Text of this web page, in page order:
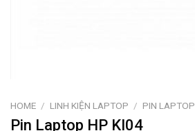
HOME / LINH KIỆN LAPTOP / PIN LAPTOP
Pin Laptop HP KI04